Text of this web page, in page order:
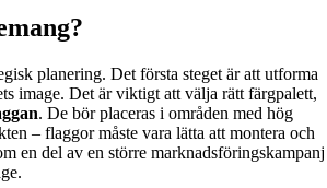
planering. Det första steget är att utforma
image. Det är viktigt att välja rätt färgpalett,
. De bör placeras i områden med hög
– flaggor måste vara lätta att montera och
en del av en större marknadsföringskampanj